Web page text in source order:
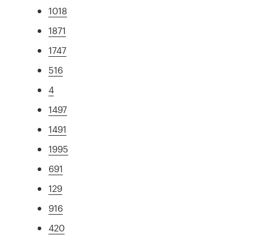
1018
1871
1747
516
4
1497
1491
1995
691
129
916
420